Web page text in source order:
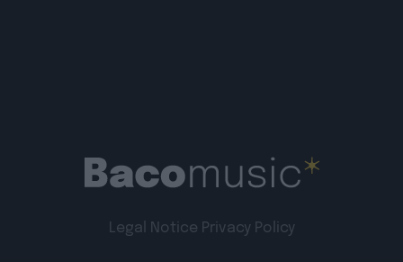
Legal Notice Privacy Policy